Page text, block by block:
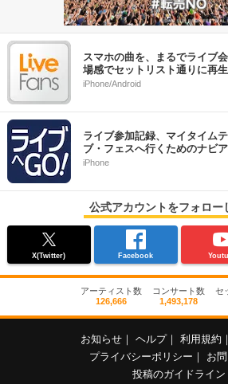
スマホの曲を、まるでライブ
場感でセットリスト通りに再生
iPhone/Android
ライブ参加記録、マイタイム
ブ・フェスへ行くためのナビア
iPhone
公式アカウントをフォロー
X(Twitter) Facebook
アーティスト数
126,666
コンサート数
1,493,178
セ
お知らせ ｜ ヘルプ｜ 利用規約
プライバシーポリシー ｜
お
投稿のガイドライン